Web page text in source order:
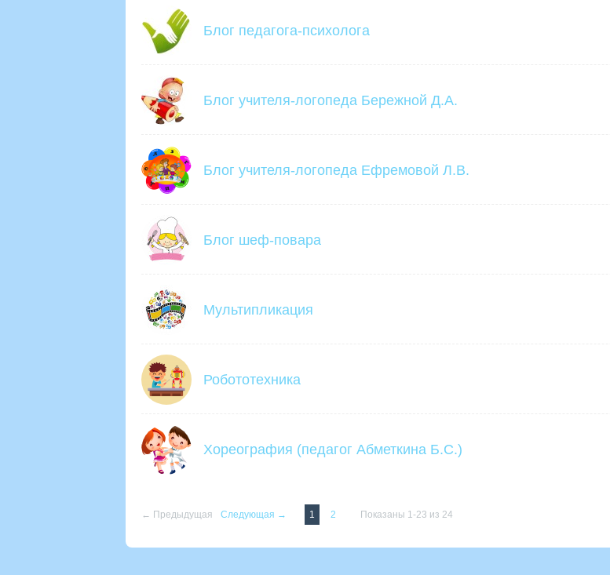
Блог педагога-психолога
Блог учителя-логопеда Бережной Д.А.
Блог учителя-логопеда Ефремовой Л.В.
Блог шеф-повара
Мультипликация
Робототехника
Хореография (педагог Абметкина Б.С.)
← Предыдущая Следующая → 1 2 Показаны 1-23 из 24